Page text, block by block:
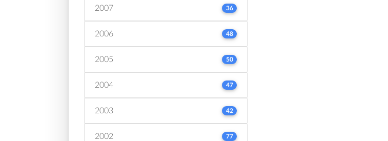
2007 36
2006 48
2005 50
2004 47
2003 42
2002 77